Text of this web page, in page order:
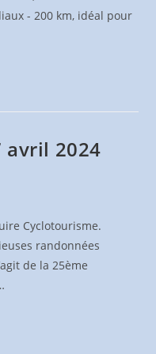
- 200 km, idéal pour
avril 2024
Cyclotourisme.
randonnées
de la 25ème